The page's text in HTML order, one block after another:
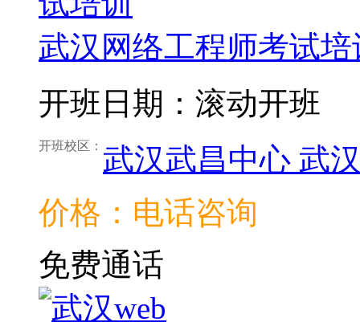
武汉网络工程师考试培
开班日期：滚动开班
开班校区： 武汉武昌中心 武
价格：电话咨询
免费通话